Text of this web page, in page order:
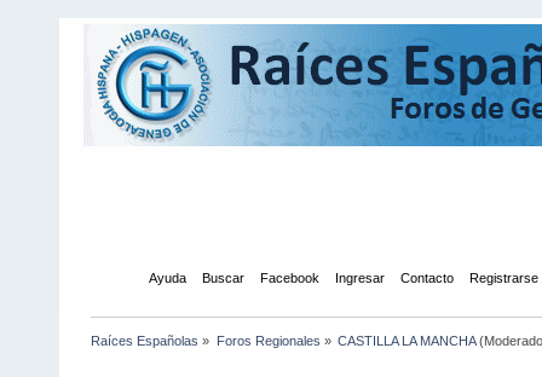
Ayuda Buscar Facebook Ingresar Contacto Registrarse
Raíces Españolas » Foros Regionales » CASTILLA LA MANCHA